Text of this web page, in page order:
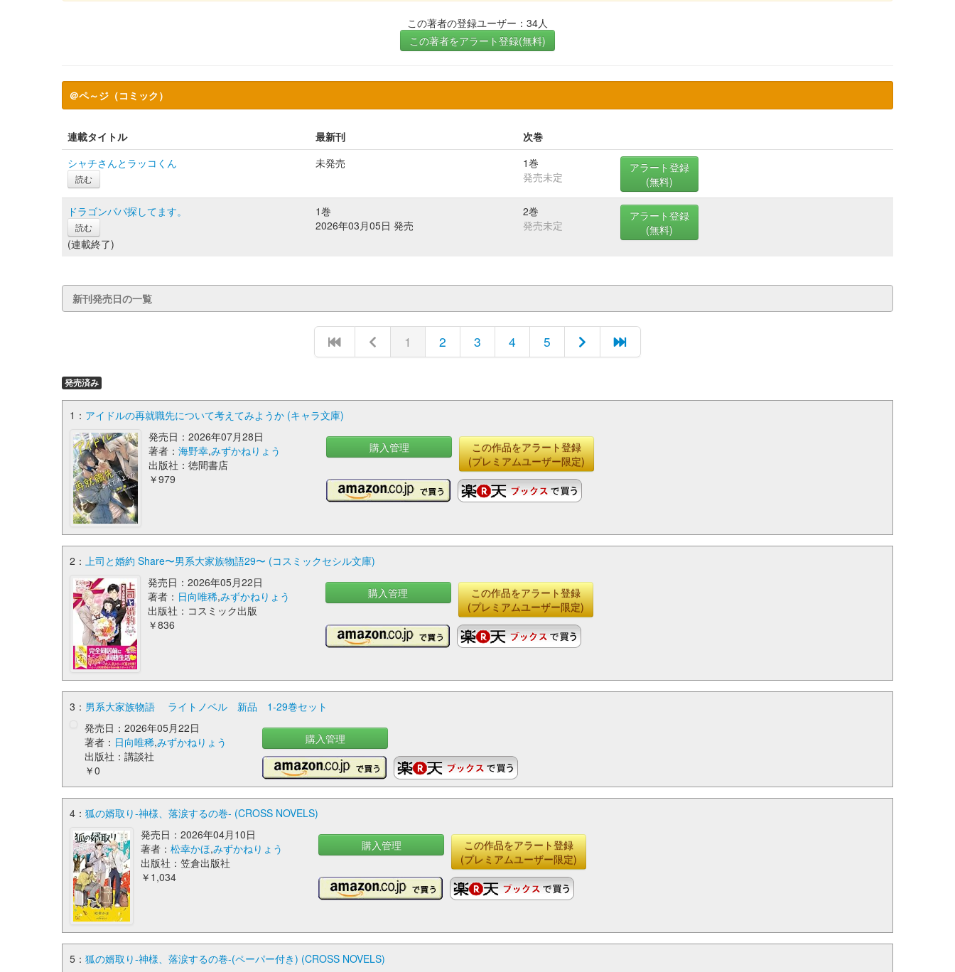
この著者の登録ユーザー：34人
この著者をアラート登録(無料)
＠ペ～ジ（コミック）
連載タイトル 最新刊
次巻
シャチさんとラッコくん
読む
未発売
1巻
発売未定
アラート登録
(無料)
ドラゴンパパ探してます。
読む
(連載終了)
1巻
2026年03月05日 発売
2巻
発売未定
アラート登録
(無料)
新刊発売日の一覧
1 2 3 4 5
発売済み
1： アイドルの再就職先について考えてみようか (キャラ文庫)
発売日：2026年07月28日
著者：海野幸,みずかねりょう
出版社：徳間書店
￥979
購入管理
この作品をアラート登録
(プレミアムユーザー限定)
2： 上司と婚約 Share〜男系大家族物語29〜 (コスミックセシル文庫)
発売日：2026年05月22日
著者： 日向唯稀,みずかねりょう
出版社：コスミック出版
￥836
購入管理
この作品をアラート登録
(プレミアムユーザー限定)
3： 男系大家族物語 ライトノベル 新品 1-29巻セット
発売日：2026年05月22日
著者： 日向唯稀,みずかねりょう
出版社：講談社
￥0
購入管理
4： 狐の婿取り-神様、落涙するの巻- (CROSS NOVELS)
発売日：2026年04月10日
著者： 松幸かほ,みずかねりょう
出版社：笠倉出版社
￥1,034
購入管理
この作品をアラート登録
(プレミアムユーザー限定)
5： 狐の婿取り-神様、落涙するの巻-(ペーパー付き) (CROSS NOVELS)